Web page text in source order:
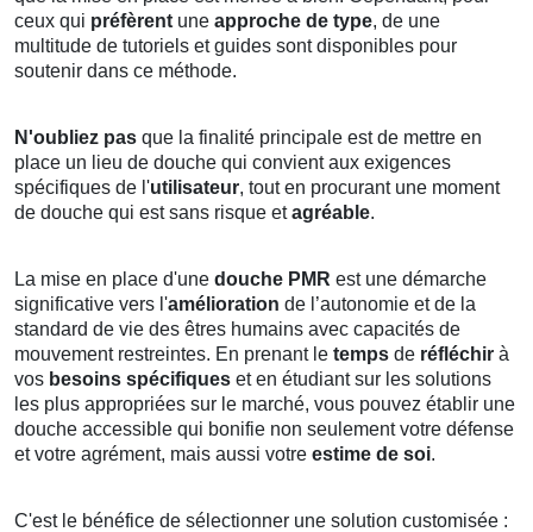
ceux qui préfèrent une approche de type, de une
multitude de tutoriels et guides sont disponibles pour
soutenir dans ce méthode.
N'oubliez pas que la finalité principale est de mettre en
place un lieu de douche qui convient aux exigences
spécifiques de l'utilisateur, tout en procurant une moment
de douche qui est sans risque etagréable.
La mise en place d'une douche PMR est une démarche
significative vers l'amélioration de l’autonomie et de la
standard de vie des êtres humains avec capacités de
mouvement restreintes. En prenant le temps de réfléchir à
vos besoins spécifiques et en étudiant sur les solutions
les plus appropriées sur le marché, vous pouvez établir une
douche accessible qui bonifie non seulement votre défense
et votre agrément, mais aussi votre estime de soi.
C'est le bénéfice de sélectionner une solution customisée :